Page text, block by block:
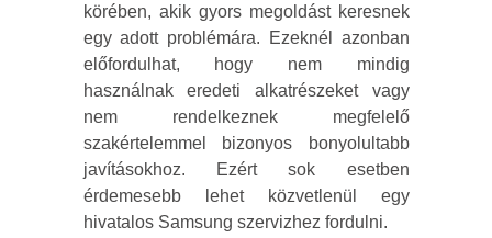
körében, akik gyors megoldást keresnek
egy adott problémára. Ezeknél azonban
előfordulhat, hogy nem mindig
használnak eredeti alkatrészeket vagy
nem rendelkeznek megfelelő
szakértelemmel bizonyos bonyolultabb
javításokhoz. Ezért sok esetben
érdemesebb lehet közvetlenül egy
hivatalos Samsung szervizhez fordulni.